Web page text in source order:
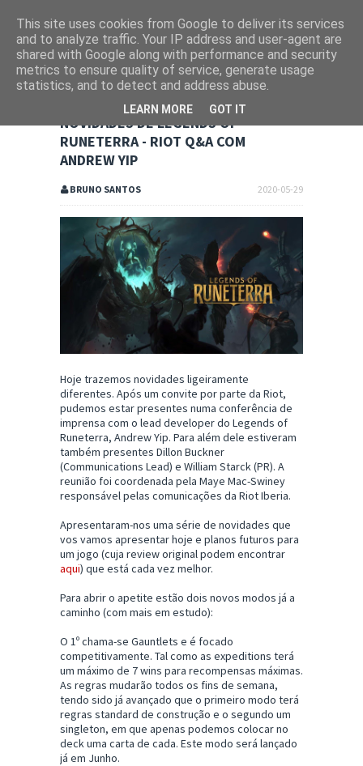
NOVIDADES DE LEGENDS OF
RUNETERRA - RIOT Q&A COM
ANDREW YIP
2020-05-29
BRUNO SANTOS
Hoje trazemos novidades ligeiramente
diferentes. Após um convite por parte da Riot,
pudemos estar presentes numa conferência de
imprensa com o lead developer do Legends of
Runeterra, Andrew Yip. Para além dele estiveram
também presentes Dillon Buckner
(Communications Lead) e William Starck (PR). A
reunião foi coordenada pela Maye Mac-Swiney
responsável pelas comunicações da Riot Iberia.
Apresentaram-nos uma série de novidades que
vos vamos apresentar hoje e planos futuros para
um jogo (cuja review original podem encontrar
aqui) que está cada vez melhor.
Para abrir o apetite estão dois novos modos já a
caminho (com mais em estudo):
O 1º chama-se Gauntlets e é focado
competitivamente. Tal como as expeditions terá
um máximo de 7 wins para recompensas máximas.
As regras mudarão todos os fins de semana,
tendo sido já avançado que o primeiro modo terá
regras standard de construção e o segundo um
singleton, em que apenas podemos colocar no
deck uma carta de cada. Este modo será lançado
já em Junho.
This site uses cookies from Google to deliver its services
and to analyze traffic. Your IP address and user-agent are
shared with Google along with performance and security
metrics to ensure quality of service, generate usage
statistics, and to detect and address abuse.
LEARN MORE GOT IT